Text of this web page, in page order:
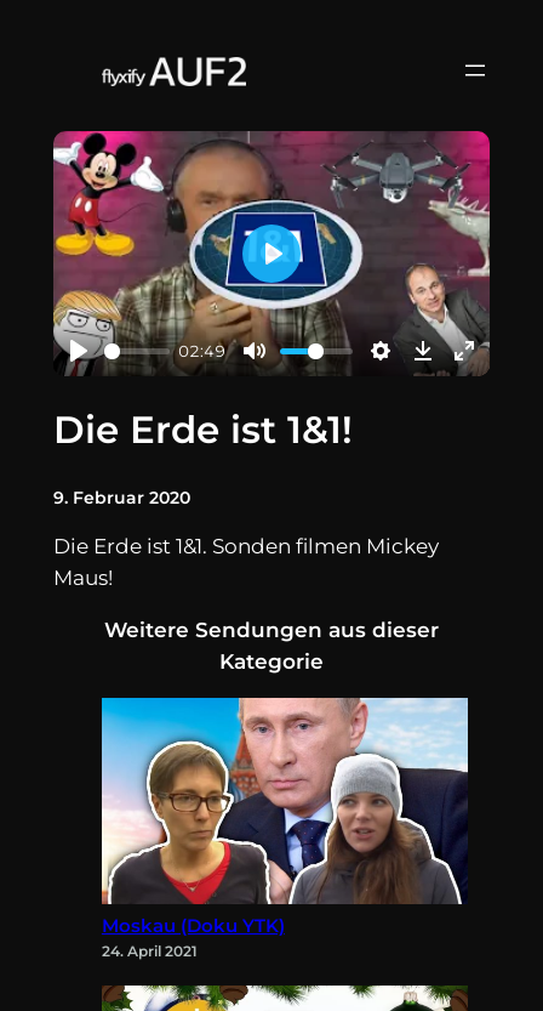
springen
02:49
Play
Die Erde ist 1&1!
9. Februar 2020
Die Erde ist 1&1. Sonden filmen Mickey
Maus!
Weitere Sendungen aus dieser
Kategorie
Moskau (Doku YTK)
24. April 2021